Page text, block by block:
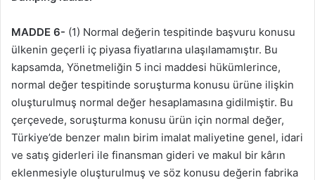
MADDE 6- (1) Normal değerin tespitinde başvuru konusu
ülkenin geçerli iç piyasa fiyatlarına ulaşılamamıştır. Bu
kapsamda, Yönetmeliğin 5 inci maddesi hükümlerince,
normal değer tespitinde soruşturma konusu ürüne ilişkin
oluşturulmuş normal değer hesaplamasına gidilmiştir. Bu
çerçevede, soruşturma konusu ürün için normal değer,
Türkiye’de benzer malın birim imalat maliyetine genel, idari
ve satış giderleri ile finansman gideri ve makul bir kârın
eklenmesiyle oluşturulmuş ve söz konusu değerin fabrika